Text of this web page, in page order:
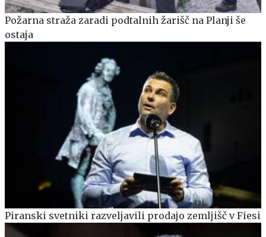
Požarna straža zaradi podtalnih žarišč na Planji še
ostaja
Piranski svetniki razveljavili prodajo zemljišč v Fiesi